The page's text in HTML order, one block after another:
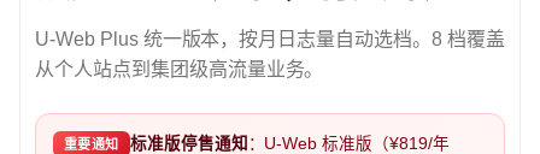
U-Web Plus 统一版本，按月日志量自动选档。8 档覆盖
从个人站点到集团级高流量业务。
重要通知 标准版停售通知 ：U-Web 标准版（¥819/年